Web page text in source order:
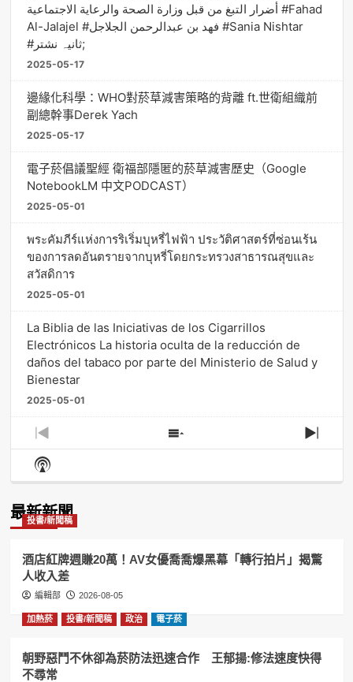
أضرار التبغ من قبل وزارة الصحة والرعاية الاجتماعية #Fahad
Al-Jalajel #فهد بن عبدالرحمن الجلاجل #Sania Nishtar
#ثانیہ نشتر;
2025-05-17
邊緣化科學：WHO對菸草減害策略的背離 ft.世衛組織前
副總幹事Derek Yach
2025-05-17
電子菸倡議聖經 衛福部隱匿的菸草減害歷史（Google
NotebookLM 中文PODCAST）
2025-05-01
พระคัมภีร์แห่งการริเริ่มบุหรี่ไฟฟ้า ประวัติศาสตร์ที่ซ่อนเร้น
ของการลดอันตรายจากบุหรี่โดยกระทรวงสาธารณสุขและ
สวัสดิการ
2025-05-01
La Biblia de las Iniciativas de los Cigarrillos
Electrónicos La historia oculta de la reducción de
daños del tabaco por parte del Ministerio de Salud y
Bienestar
2025-05-01
Previous
Episode
Show
Episodes
Next
Show
Podcast
最新新聞
投書/新聞稿
酒店紅牌週賺20萬！AV女優喬喬爆黑幕「轉行拍片」揭驚
人收入差
編輯部 2026-08-05
加熱菸 投書/新聞稿 政治 電子菸
朝野惡鬥不休卻為菸防法迅速合作 王郁揚:修法速度快得
不尋常